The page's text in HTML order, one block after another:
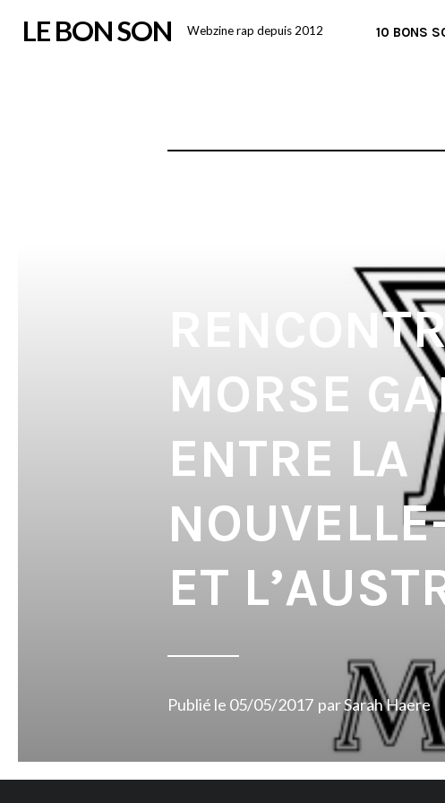
LE BON SON Webzine rap depuis 2012 10 BONS
MORSE
ENTRE LA
ET
Publié le 05/05/2017 parSarah Haere